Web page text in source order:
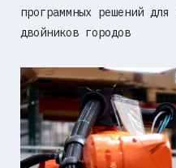
программных решений для
двойников городов